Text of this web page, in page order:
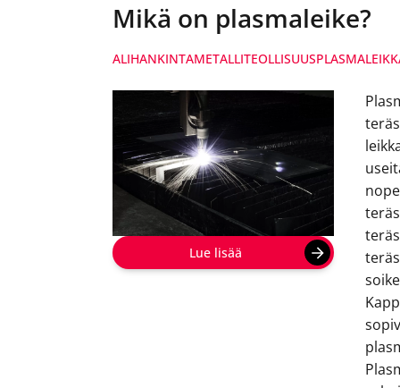
Mikä on plasmaleike?
ALIHANKINTAMETALLITEOLLISUUS
Lue lisää